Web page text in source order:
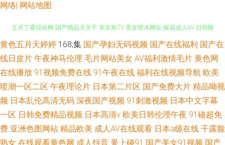
网络| 网站地图
男女91上 成人Av色情 在线午夜福利 美女超碰在线 黄色网子 超碰人人在线
五月丁香综合网 国产精品天天干 东京热TV 美女喷水网址 探花成人AV 日韩殴
香蕉在线播放 五月婷婷影院 亚洲元码影记 91社免费 99精热 欧美亚黄色人a
黄色五月天婷婷 168;集 国产孕妇无码视频 国产在线福利 国产在
线日皮片 午夜神马伦理 毛片网站美女 AV福利激情毛片 黄色网
在线播放 91视频免费在线 91午夜在线 福利在线视频导航 欧美
喷潮一区二区 午夜理论片 日本第二片区 国产免费大片 精品呦视
频 日本乱伦高清无码 深夜国产视频 91刺激视频 日本中文字幕
一区 日韩免费精品视频 日本高清v 欧美日韩伦理午夜 91碰超免
费 亚洲色图网站 精品欧美 成人AV在线观看 日本a级在线 干露脸
熟女 在线观看黄色网 成人抖音 爰上碰91 国产美女91视频 国产